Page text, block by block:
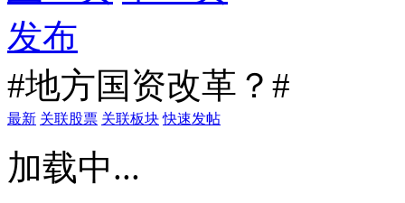
发布
#地方国资改革？#
最新 关联股票 关联板块 快速发帖
加载中...